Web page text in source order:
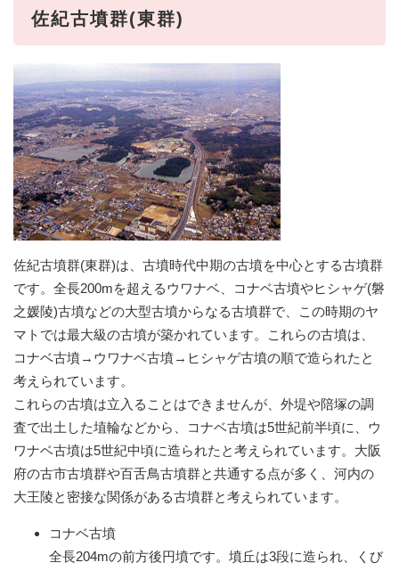
佐紀古墳群(東群)
佐紀古墳群(東群)は、古墳時代中期の古墳を中心とする古墳群
です。全長200mを超えるウワナベ、コナベ古墳やヒシャゲ(磐
之媛陵)古墳などの大型古墳からなる古墳群で、この時期のヤ
マトでは最大級の古墳が築かれています。これらの古墳は、
コナベ古墳→ウワナベ古墳→ヒシャゲ古墳の順で造られたと
考えられています。
これらの古墳は立入ることはできませんが、外堤や陪塚の調
査で出土した埴輪などから、コナベ古墳は5世紀前半頃に、ウ
ワナベ古墳は5世紀中頃に造られたと考えられています。大阪
府の古市古墳群や百舌鳥古墳群と共通する点が多く、河内の
大王陵と密接な関係がある古墳群と考えられています。
コナベ古墳
全長204mの前方後円墳です。墳丘は3段に造られ、くび